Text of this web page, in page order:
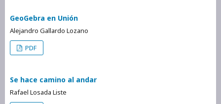
GeoGebra en Unión
Alejandro Gallardo Lozano
PDF
Se hace camino al andar
Rafael Losada Liste